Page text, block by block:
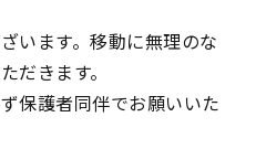
います。移動に無理のな
だきます。
保護者同伴でお願いいた